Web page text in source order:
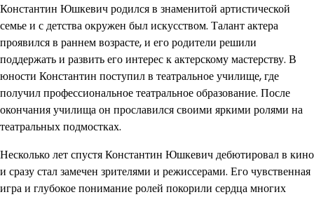
Константин Юшкевич родился в знаменитой артистической
семье и с детства окружен был искусством. Талант актера
проявился в раннем возрасте, и его родители решили
поддержать и развить его интерес к актерскому мастерству. В
юности Константин поступил в театральное училище, где
получил профессиональное театральное образование. После
окончания училища он прославился своими яркими ролями на
театральных подмостках.
Несколько лет спустя Константин Юшкевич дебютировал в кино
и сразу стал замечен зрителями и режиссерами. Его чувственная
игра и глубокое понимание ролей покорили сердца многих